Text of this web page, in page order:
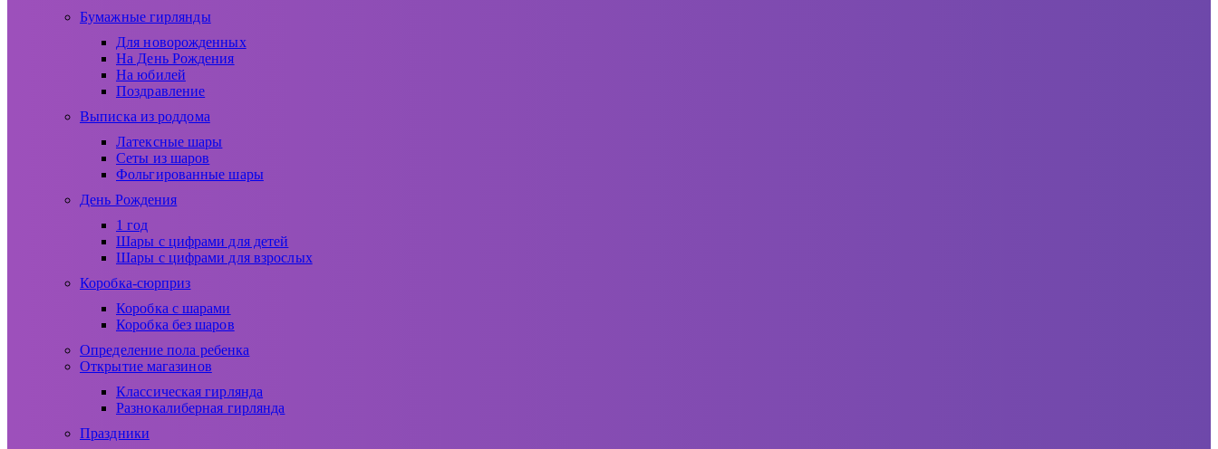
Бумажные гирлянды
Для новорожденных
На День Рождения
На юбилей
Поздравление
Выписка из роддома
Латексные шары
Сеты из шаров
Фольгированные шары
День Рождения
1 год
Шары с цифрами для детей
Шары с цифрами для взрослых
Коробка-сюрприз
Коробка с шарами
Коробка без шаров
Определение пола ребенка
Открытие магазинов
Классическая гирлянда
Разнокалиберная гирлянда
Праздники